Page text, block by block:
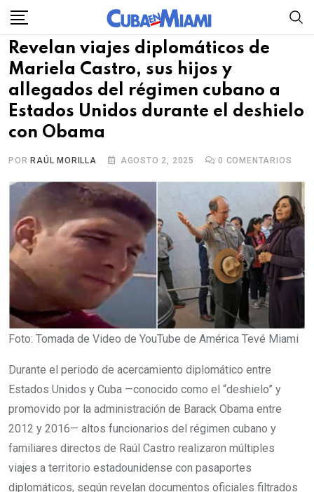
Skip
content
Revelan viajes diplomáticos de
Mariela Castro, sus hijos y
allegados del régimen cubano a
Estados Unidos durante el deshielo
con Obama
POR RAÚL MORILLA AGOSTO 2, 2025 0 COMENTARIOS
Foto: Tomada de Video de YouTube de América Tevé Miami
Durante el periodo de acercamiento diplomático entre
Estados Unidos y Cuba —conocido como el “deshielo” y
promovido por la administración de Barack Obama entre
2012 y 2016— altos funcionarios del régimen cubano y
familiares directos de Raúl Castro realizaron múltiples
viajes a territorio estadounidense con pasaportes
diplomáticos, según revelan documentos oficiales filtrados